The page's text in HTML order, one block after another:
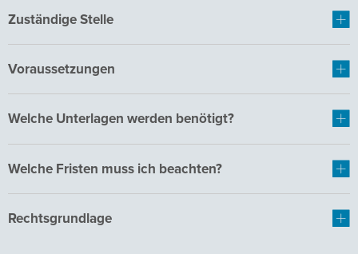
Zuständige Stelle
Voraussetzungen
Welche Unterlagen werden benötigt?
Welche Fristen muss ich beachten?
Rechtsgrundlage